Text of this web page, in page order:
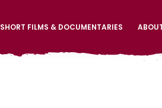
SHORT FILMS & DOCUMENTARIES